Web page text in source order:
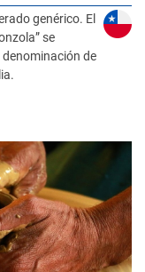
genérico. El
se
de